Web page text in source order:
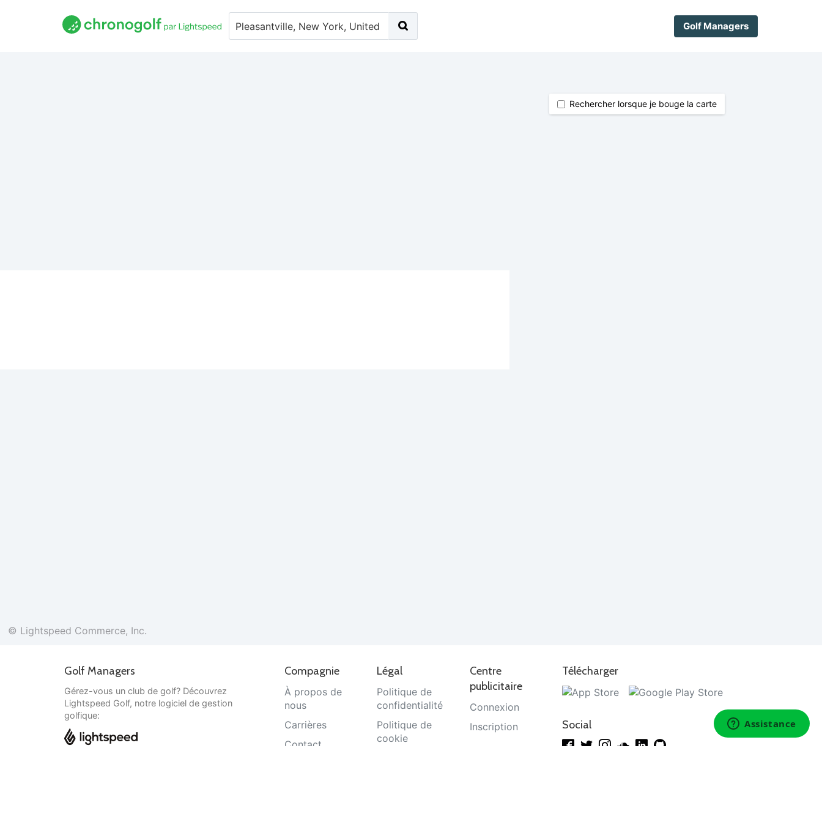
Golf Managers
© Lightspeed Commerce, Inc.
Rechercher lorsque je bouge la carte
Golf Managers
Gérez-vous un club de golf? Découvrez
Lightspeed Golf, notre logiciel de gestion
golfique:
Compagnie
À propos de
nous
Carrières
Contact
Légal
Politique de
confidentialité
Politique de
cookie
Centre
publicitaire
Connexion
Inscription
Télécharger
Social